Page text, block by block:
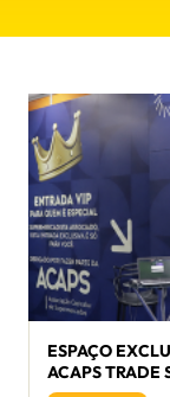
ESPAÇO
ACAPS TRADE